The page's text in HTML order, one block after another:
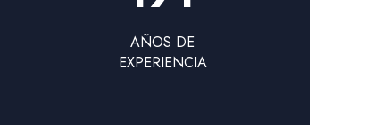
AÑOS DE
EXPERIENCIA